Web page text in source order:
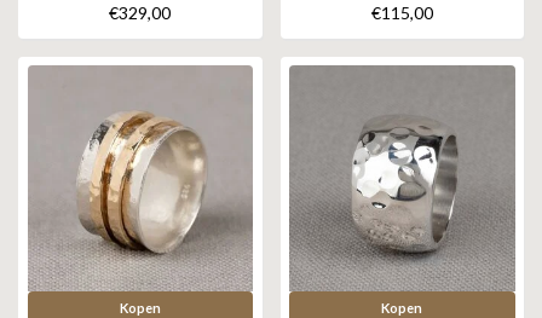
€329,00 €115,00
Kopen Kopen